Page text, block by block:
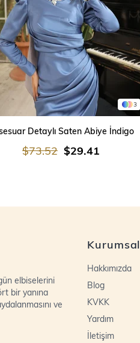
3
Detaylı Saten Abiye İndigo
$29.41
$73.52
elbiselerini
bir yanına
ve
Kurumsal
Hakkımızda
Blog
KVKK
Yardım
İletişim